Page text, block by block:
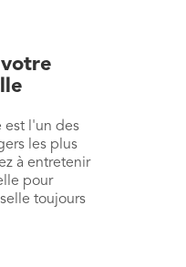
est l'un des
les plus
à entretenir
pour
toujours